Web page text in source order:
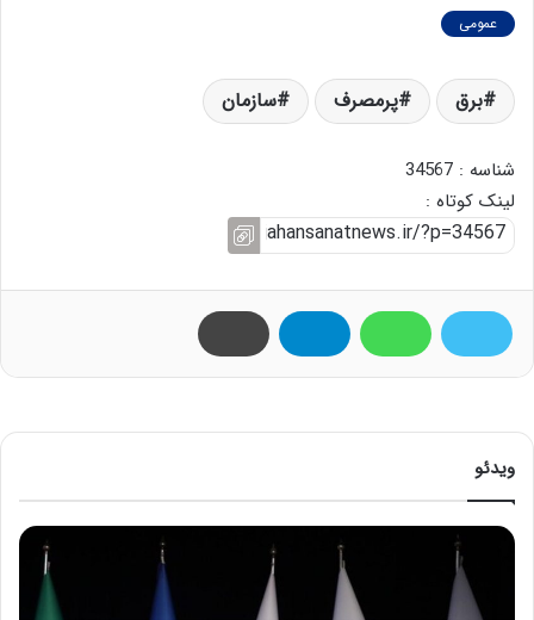
عمومی
برق پرمصرف سازمان
شناسه : 34567
لینک کوتاه :
ویدئو
ح